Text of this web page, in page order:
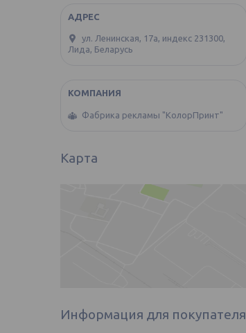
ул. Ленинская, 17а, индекс 231300,
Лида, Беларусь
Фабрика рекламы "КолорПринт"
Карта
Информация для покупателя